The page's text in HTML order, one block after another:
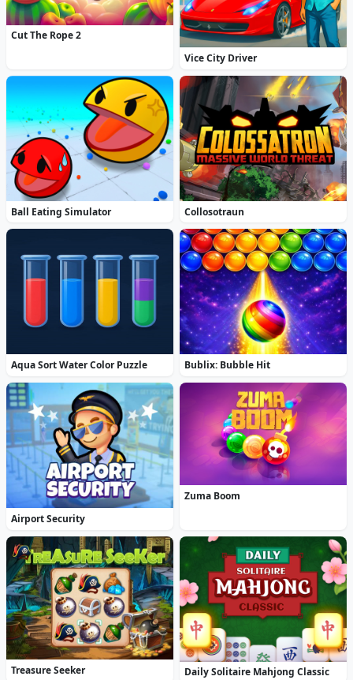
Cut The Rope 2
Vice City Driver
Ball Eating Simulator Collosotraun
Aqua Sort Water Color Puzzle Bublix: Bubble Hit
Airport Security
Zuma Boom
Treasure Seeker Daily Solitaire Mahjong Classic